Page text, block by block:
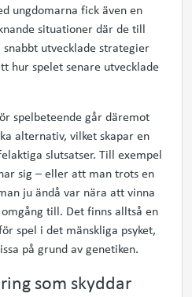
ungdomarna fick även en
situationer där de till
utvecklade strategier
hur spelet senare utvecklade
spelbeteende går däremot
alternativ, vilket skapar en
slutsatser. Till exempel
sig – eller att man trots en
ju ändå var nära att vinna
till. Det finns alltså en
spel i det mänskliga psyket,
på grund av genetiken.
som skyddar